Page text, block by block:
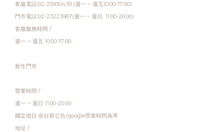
客服電話:02-25930439 (週一 ~ 週五10:00-17:00)
門市電話:02-23223967(週一 ~ 週日 11:00-20:00)
客服服務時間 /
週一 ~ 週五 10:00-17:00
新生門市
營業時間 /
週一 ~ 週日 11:00-20:00
國定假日 依社群公告/google營業時間為準
地址 /